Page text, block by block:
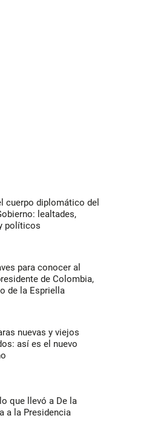
cuerpo diplomático del
lealtades,
políticos
para conocer al
de Colombia,
de la Espriella
nuevas y viejos
así es el nuevo
que llevó a De la
a la Presidencia